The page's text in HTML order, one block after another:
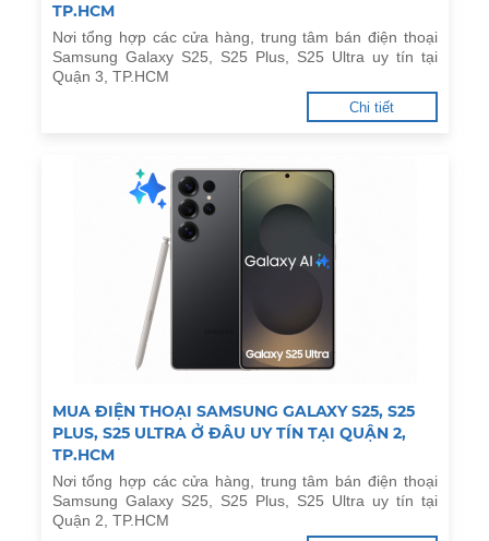
TP.HCM
Nơi tổng hợp các cửa hàng, trung tâm bán điện thoại
Samsung Galaxy S25, S25 Plus, S25 Ultra uy tín tại
Quận 3, TP.HCM
Chi tiết
MUA ĐIỆN THOẠI SAMSUNG GALAXY S25, S25
PLUS, S25 ULTRA Ở ĐÂU UY TÍN TẠI QUẬN 2,
TP.HCM
Nơi tổng hợp các cửa hàng, trung tâm bán điện thoại
Samsung Galaxy S25, S25 Plus, S25 Ultra uy tín tại
Quận 2, TP.HCM